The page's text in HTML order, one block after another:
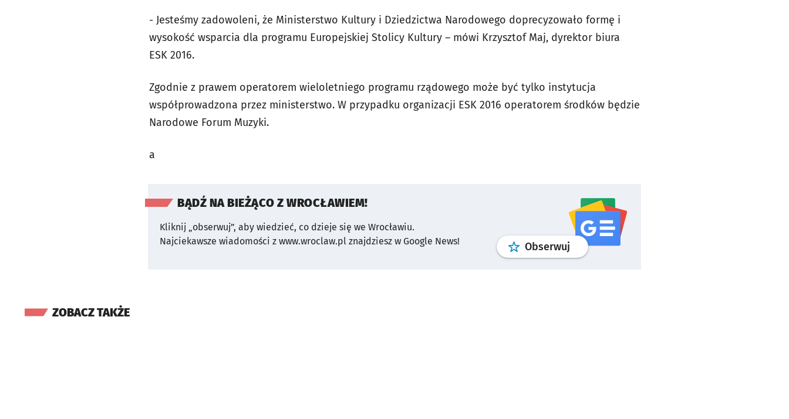
- Jesteśmy zadowoleni, że Ministerstwo Kultury i Dziedzictwa Narodowego doprecyzowało formę i
wysokość wsparcia dla programu Europejskiej Stolicy Kultury – mówi Krzysztof Maj, dyrektor biura
ESK 2016.
Zgodnie z prawem operatorem wieloletniego programu rządowego może być tylko instytucja
współprowadzona przez ministerstwo. W przypadku organizacji ESK 2016 operatorem środków będzie
Narodowe Forum Muzyki.
a
BĄDŹ NA BIEŻĄCO Z WROCŁAWIEM!
Kliknij „obserwuj”, aby wiedzieć, co dzieje się we Wrocławiu.
Najciekawsze wiadomości z www.wroclaw.pl znajdziesz w Google News!
Obserwuj profilgoogle news
ZOBACZ TAKŻE